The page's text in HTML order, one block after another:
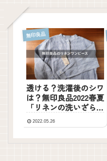
無印良品
透ける？洗濯後のシワ
は？無印良品2022春夏
「リネンの洗いざらし
ワンピース」に一目惚
れ！
2022.05.26